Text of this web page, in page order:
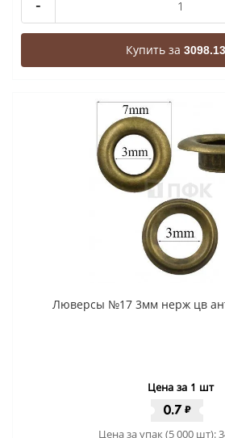
-
Купить за
Люверсы №17 3мм нерж цв
Цена за 1 шт
0.7 ₽
Цена за упак (5 000 шт):